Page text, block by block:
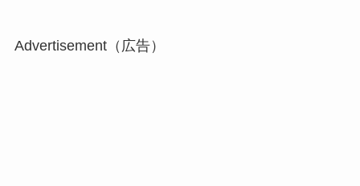
Advertisement（広告）